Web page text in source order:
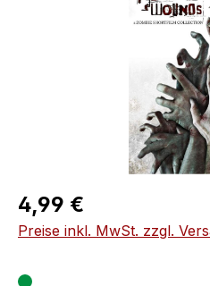
Regulärer Preis:
4,99 €
Preise inkl. MwSt. zzgl.